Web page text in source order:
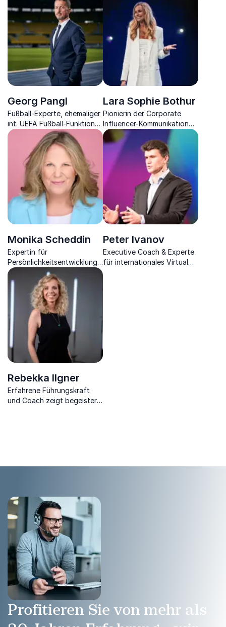
Spezialist für Fachkräfte &
Patientengewinnung sowie
Unternehmer.
Networking mitbringt.
Georg Pangl
Fußball-Experte, ehemaliger
int. UEFA Fußball-Funktionär,
Unternehmer und Autor
über Machtmissbrauch im
Fußball.
Lara Sophie Bothur
Pionierin der Corporate
Influencer-Kommunikation
und Stimme für Innovation &
Technologie
Monika Scheddin
Expertin für
Persönlichkeitsentwicklung,
Veränderungen, Self-
Empowerment &
Erfolgsstrategie
Networking.
Peter Ivanov
Executive Coach & Experte
für internationales Virtual
Rebekka Ilgner
Erfahrene Führungskraft
und Coach zeigt begeistert,
Profitieren Sie von mehr als